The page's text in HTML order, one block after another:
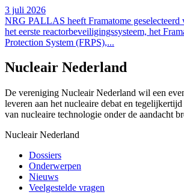
3 juli 2026
NRG PALLAS heeft Framatome geselecteerd
het eerste reactorbeveiligingssysteem, het
Protection System (FRPS),...
Nucleair Nederland
De vereniging Nucleair Nederland wil een
leveren aan het nucleaire debat en
van nucleaire technologie onder de aandacht
Nucleair Nederland
Dossiers
Onderwerpen
Nieuws
Veelgestelde vragen